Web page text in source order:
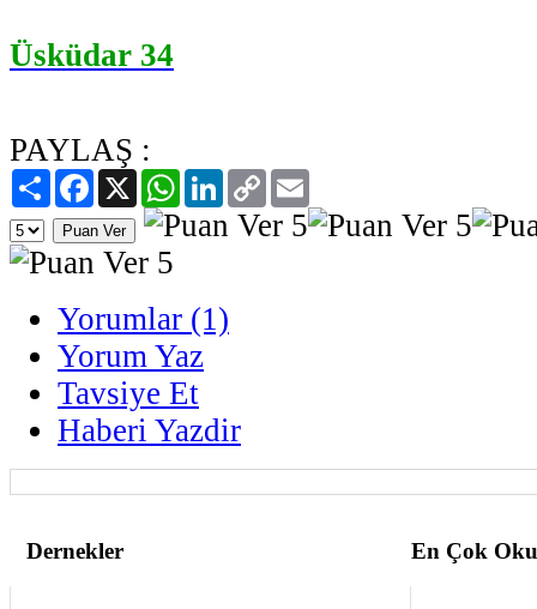
Üsküdar 34
PAYLAŞ :
PaylaşFacebook
X WhatsAppLinkedIn
Copy
Link
Yorumlar (1)
Yorum Yaz
Tavsiye Et
Haberi Yazdir
Dernekler En Çok